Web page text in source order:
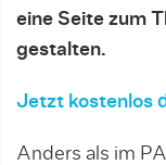
eine Seite zum
gestalten.
Jetzt kostenlos
Anders als im